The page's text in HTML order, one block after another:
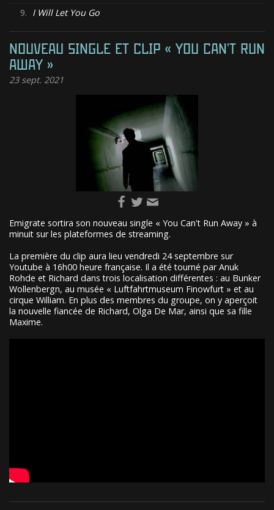
9. I Will Let You Go
NOUVEAU SINGLE ET CLIP « YOU CAN'T RUN
AWAY »
23sept. 2021
Emigrate sortira son nouveau single « You Can't Run Away » à
minuit sur les plateformes de streaming.
La première du clip aura lieu vendredi 24 septembre sur
Youtube à 16h00 heure française. Il a été tourné par Anuk
Rohde et Richard dans trois localisation différentes : au Bunker
Wollenbergn, au musée « Luftfahrtmuseum Finowfurt » et au
cirque William. En plus des membres du groupe, on y aperçoit
la nouvelle fiancée de Richard, Olga De Mar, ainsi que sa fille
Maxime.